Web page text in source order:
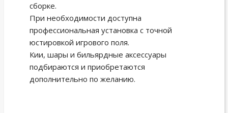
сборке.
При необходимости доступна
профессиональная установка с точной
юстировкой игрового поля.
Кии, шары и бильярдные аксессуары
подбираются и приобретаются
дополнительно по желанию.